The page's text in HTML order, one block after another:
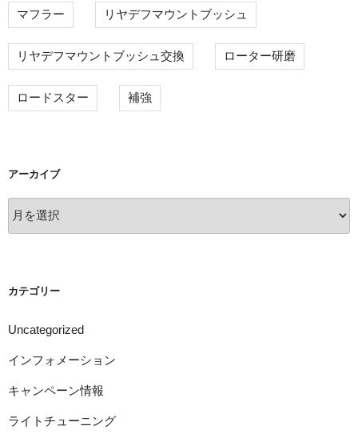
マフラー リヤデフマウントブッシュ
リヤデフマウントブッシュ交換 ローター研磨
ロードスター 補強
アーカイブ
ー
カテゴリー
Uncategorized
インフォメーション
キャンペーン情報
ライトチューニング